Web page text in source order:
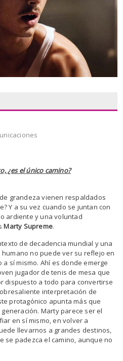
¿es el único camino?
grandeza vienen respaldados
Y a su vez cuando se juntan con
ardiente y una voluntad
Marty Supreme.
de decadencia mundial y una
no puede ver su reflejo en
sí mismo. Ahí es donde emerge
jugador de tenis de mesa que
dispuesto a todo para convertirse
interpretación de
protagónico apunta más que
Marty parece ser el
en sí mismo, en volver a
llevarnos a grandes destinos,
se padezca el camino, aunque no